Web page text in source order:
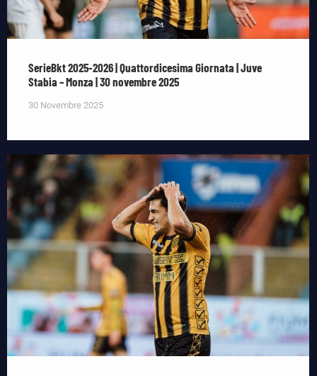
SerieBkt 2025-2026 | Quattordicesima Giornata | Juve
Stabia – Monza | 30 novembre 2025
30 Novembre 2025